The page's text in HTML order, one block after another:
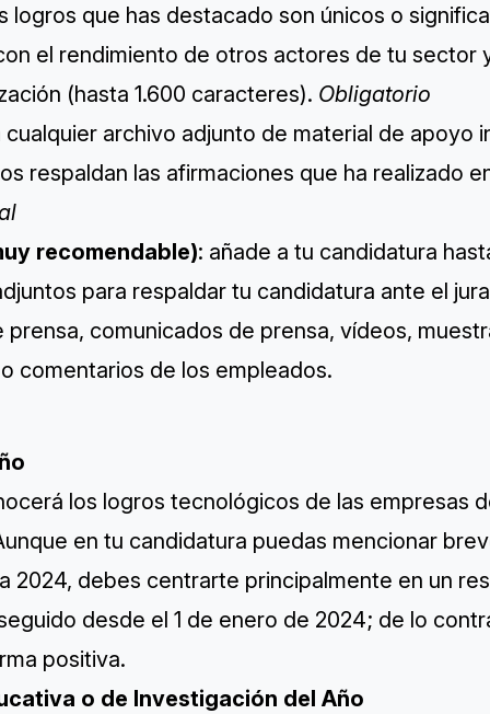
logros que has destacado son únicos o
el rendimiento de otros actores de tu sector
(hasta 1.600 caracteres). Obligatorio
archivo adjunto de material de apoyo
respaldan las afirmaciones que ha realizado
recomendable): añade a tu candidatura
para respaldar tu candidatura ante el
prensa, comunicados de prensa, vídeos,
comentarios de los empleados.
los logros tecnológicos de las empresas
en tu candidatura puedas mencionar
2024, debes centrarte principalmente en un
desde el 1 de enero de 2024; de lo
positiva.
o de Investigación del Año